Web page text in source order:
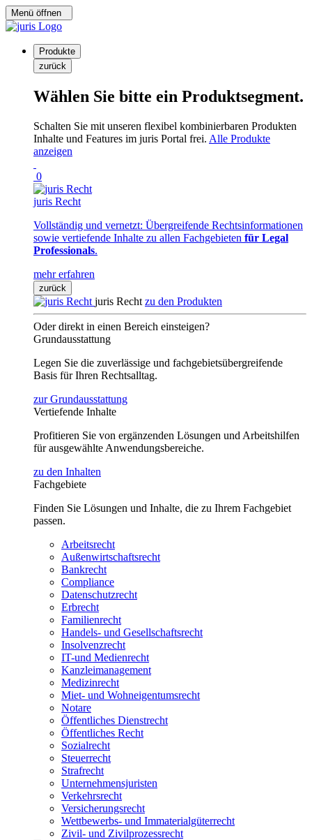
Menü öffnen
Produkte
zurück
Wählen Sie bitte ein Produktsegment.
Schalten Sie mit unseren flexibel kombinierbaren Produkten
Inhalte und Features im juris Portal frei. Alle Produkte
anzeigen
0
juris Recht
Vollständig und vernetzt: Übergreifende Rechtsinformationen
sowie vertiefende Inhalte zu allen Fachgebieten für Legal
Professionals.
mehr erfahren
zurück
juris Recht zu den Produkten
Oder direkt in einen Bereich einsteigen?
Grundausstattung
Legen Sie die zuverlässige und fachgebietsübergreifende
Basis für Ihren Rechtsalltag.
zur Grundausstattung
Vertiefende Inhalte
Profitieren Sie von ergänzenden Lösungen und Arbeitshilfen
für ausgewählte Anwendungsbereiche.
zu den Inhalten
Fachgebiete
Finden Sie Lösungen und Inhalte, die zu Ihrem Fachgebiet
passen.
Arbeitsrecht
Außenwirtschaftsrecht
Bankrecht
Compliance
Datenschutzrecht
Erbrecht
Familienrecht
Handels- und Gesellschaftsrecht
Insolvenzrecht
IT-und Medienrecht
Kanzleimanagement
Medizinrecht
Miet- und Wohneigentumsrecht
Notare
Öffentliches Dienstrecht
Öffentliches Recht
Sozialrecht
Steuerrecht
Strafrecht
Unternehmensjuristen
Verkehrsrecht
Versicherungsrecht
Wettbewerbs- und Immaterialgüterrecht
Zivil- und Zivilprozessrecht